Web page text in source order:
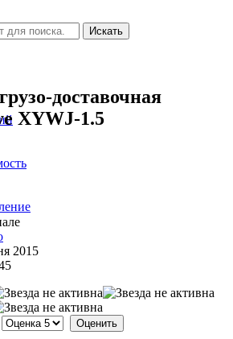
Искать
доставочная
XYWJ-1.5
2015